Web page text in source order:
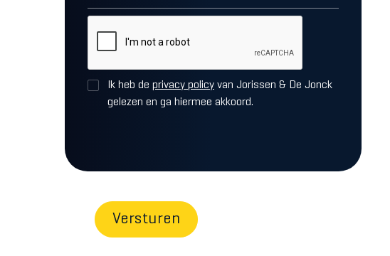
Ik heb de privacy policyvan Jorissen & De Jonck
gelezen en ga hiermee akkoord.